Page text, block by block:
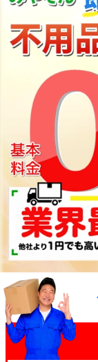
料金比較表
お客様の声
よくある質問